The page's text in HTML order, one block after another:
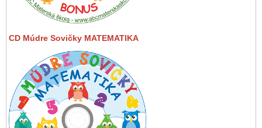
CD Múdre Sovičky MATEMATIKA